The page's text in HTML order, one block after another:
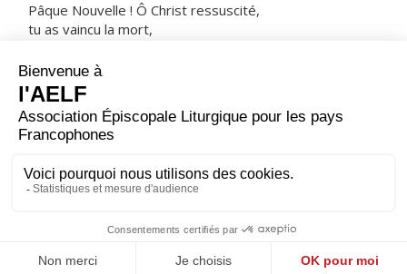
Pâque Nouvelle ! Ô Christ ressuscité,
tu as vaincu la mort,
ORAISON
Dieu éternel et tout-puissant, toi que nous pouvons
l'esprit filial, afin que nous soyons capables d'entrer un
jour dans l'héritage qui nous est promis.